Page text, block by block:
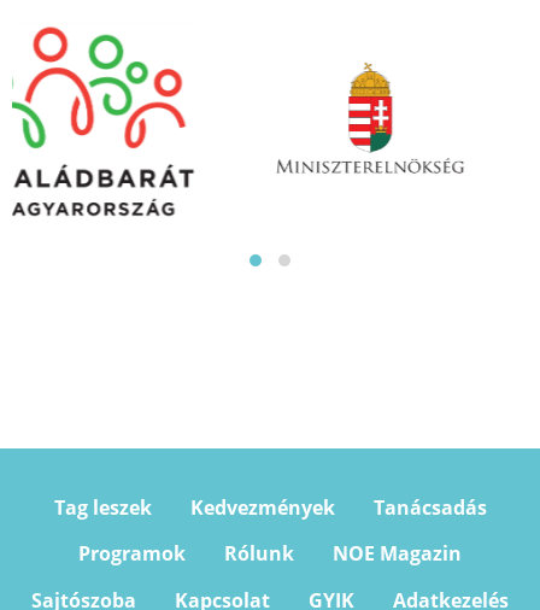
Tag leszek Kedvezmények
Tanácsadás
Programok
Rólunk
NOE Magazin
Sajtószoba
Kapcsolat GYIK Adatkezelés